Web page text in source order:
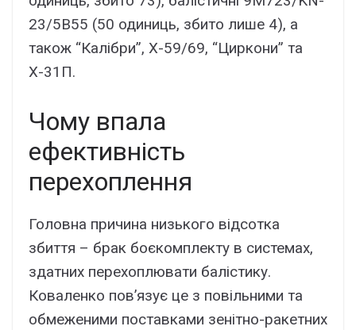
23/5В55 (50 одиниць, збито лише 4), а
також “Калібри”, Х-59/69, “Циркони” та
Х-31П.
Чому впала
ефективність
перехоплення
Головна причина низького відсотка
збиття – брак боєкомплекту в системах,
здатних перехоплювати балістику.
Коваленко пов’язує це з повільними та
обмеженими поставками зенітно-ракетних